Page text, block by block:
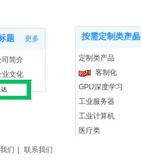
题 更多
司简介
业文化
我们
按需定制类产品
更多
定制类产品
客制化
GPU深度学习
工业服务器
工业计算机
医疗类
们 联系我们